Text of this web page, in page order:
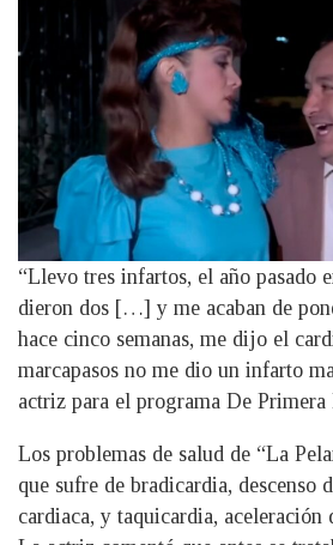
“Llevo tres infartos, el año pasado
dieron dos […] y me acaban de
hace cinco semanas, me dijo el
marcapasos no me dio un infarto
actriz para el programa De Primera
Los problemas de salud de “La
que sufre de bradicardia, descenso
cardiaca, y taquicardia, aceleración